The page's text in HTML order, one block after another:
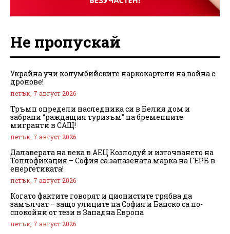
Не пропускай
Украйна учи колумбийските наркокартели на война с
дронове!
петък, 7 август 2026
Тръмп определи наследника си в Белия дом и
забрани “раждащия туризъм” на бременните
мигранти в САЩ!
петък, 7 август 2026
Далаверата на века в АЕЦ Козлодуй и източването на
Топлофикация – София са запазената марка на ГЕРБ в
енергетиката!
петък, 7 август 2026
Когато фактите говорят и ционистите трябва да
замълчат – защо улиците на София и Банско са по-
спокойни от тези в Западна Европа
петък, 7 август 2026